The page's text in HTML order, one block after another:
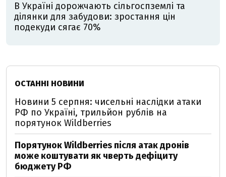
В Україні дорожчають сільгоспземлі та
ділянки для забудови: зростання цін
подекуди сягає 70%
ОСТАННІ НОВИНИ
Новини 5 серпня: чисельні наслідки атаки
РФ по Україні, трильйон рублів на
порятунок Wildberries
Порятунок Wildberries після атак дронів
може коштувати як чверть дефіциту
бюджету РФ